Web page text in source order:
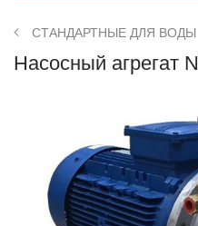
СТАНДАРТНЫЕ ДЛЯ ВОДЫ
Насосный агрегат